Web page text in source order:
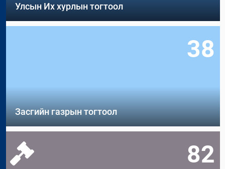
Улсын Их хурлын тогтоол
Засгийн газрын тогтоол
38
82